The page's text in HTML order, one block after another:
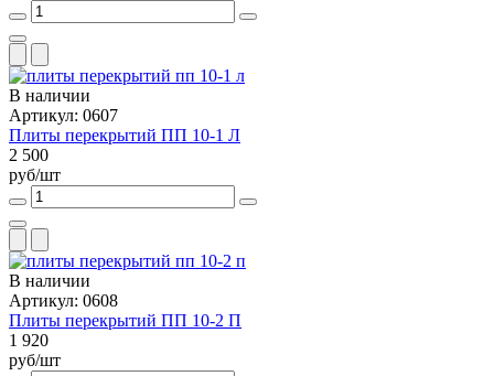
В наличии
Артикул: 0607
Плиты перекрытий ПП 10-1 Л
2 500
руб/шт
В наличии
Артикул: 0608
Плиты перекрытий ПП 10-2 П
1 920
руб/шт